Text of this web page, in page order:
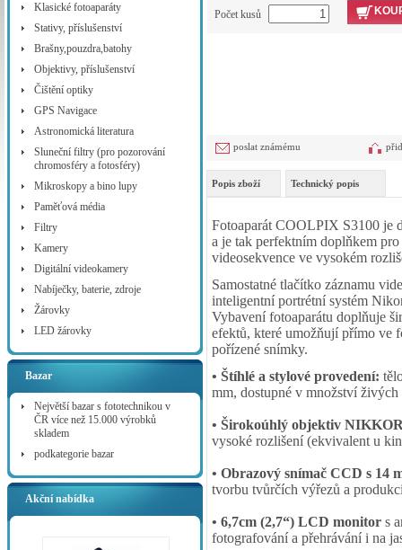
Klasické fotoaparáty
Stativy, příslušenství
Brašny,pouzdra,batohy
Objektivy, příslušenství
Čištění optiky
GPS Navigace
Astronomická literatura
Sluneční filtry (pro pozorování
chromosféry a fotosféry)
Mikroskopy a bino lupy
Paměťová média
Filtry
Kamery
Digitální videokamery
Nabíječky, baterie, zdroje
Žárovky
LED žárovky
Bazar
Největší bazar s fototechnikou v
ČR více než 15.000 výrobků
skladem
podkategorie bazar
Akční nabídka
Počet kusů
poslat známému
Popis zboží Technický popis
Fotoaparát COOLPIX S3100 je
a je tak perfektním doplňkem
videosekvence ve vysokém
Samostatné tlačítko záznamu
inteligentní portrétní systém
Vybavení fotoaparátu doplňuje
efektů, které umožňují přímo ve
pořízené snímky.
• Štíhlé a stylové provedení:
mm, dostupné v množství
• Širokoúhlý objektiv NIKKOR
vysoké rozlišení (ekvivalent u
• Obrazový snímač CCD s 14
tvorbu tvůrčích výřezů a
• 6,7cm (2,7“) LCD monitor s
fotografování a přehrávání i na